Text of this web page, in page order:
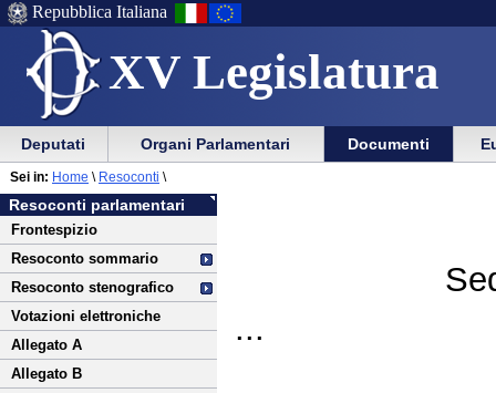
XV Legislatura
Menu
di
ausilio
alla
navigazione
Vai
Menu
di
navigazione
principale
Repubblica Italiana
Menu
di
navigazione
principale
Vai
menu
di
sezione
Deputati Organi Parlamentari Documenti
Vai
al
contenuto
Resoconti parlamentari
Frontespizio
Resoconto sommario
Resoconto stenografico
Votazioni elettroniche
Allegato A
Allegato B
Sei in: Home \ Resoconti \
...